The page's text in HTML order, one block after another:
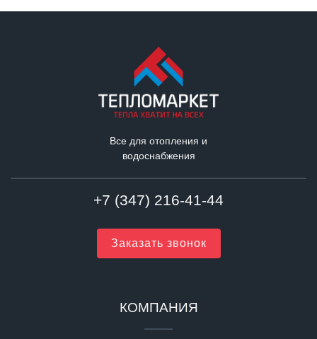
Все для отопления и
водоснабжения
+7 (347) 216-41-44
Заказать звонок
КОМПАНИЯ